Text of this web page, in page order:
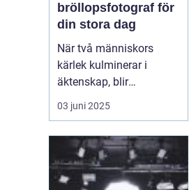
bröllopsfotograf för
din stora dag
När två människors
kärlek kulminerar i
äktenskap, blir
bröllopsdagen en av de
mest minnesvärda och
deras liv. Varje par
önskar att bevara dessa
ögonblick för att åte...
03 juni 2025